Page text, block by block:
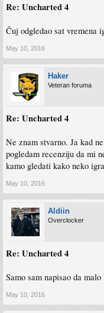
Re: Uncharted 4
Čuj odgledao sat vremena
May 10, 2016
Haker
Veteran foruma
Re: Uncharted 4
Ne znam stvarno. Ja kad
pogledam recenziju da mi
kamo gledati kako neko
May 10, 2016
Aldiin
Overclocker
Re: Uncharted 4
Samo sam napisao da
May 10, 2016